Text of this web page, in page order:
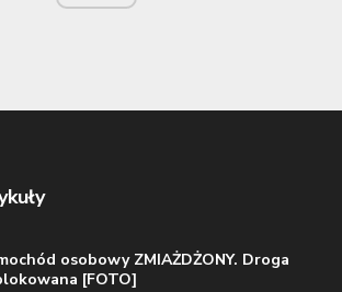
osobowy ZMIAŻDŻONY. Droga
[FOTO]